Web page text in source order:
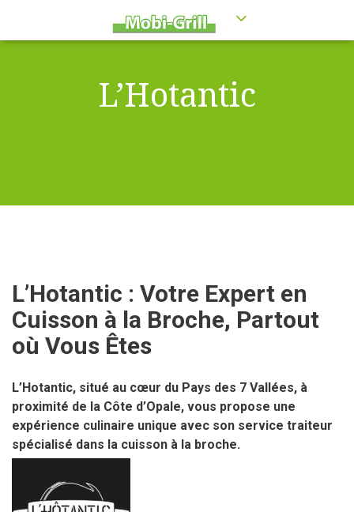
L’Hotantic
L’Hotantic : Votre Expert en
Cuisson à la Broche, Partout
où Vous Êtes
L’Hotantic, situé au cœur du Pays des 7 Vallées, à
proximité de la Côte d’Opale, vous propose une
expérience culinaire unique avec son service traiteur
spécialisé dans la cuisson à la broche.